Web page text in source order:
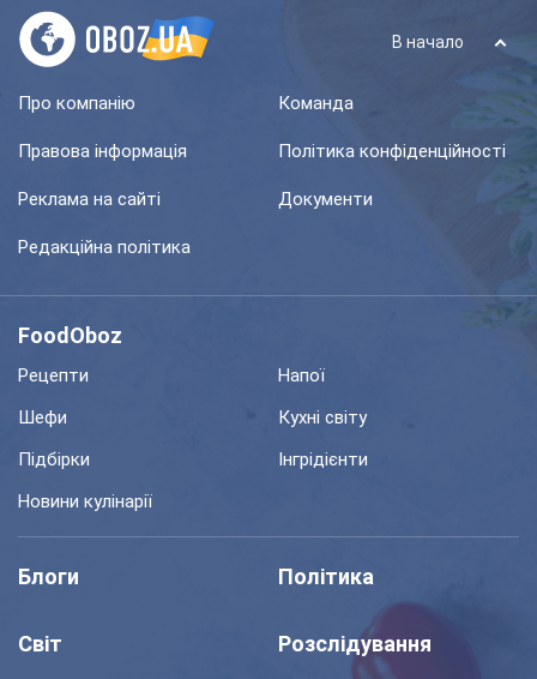
В начало
Про компанію Команда
Правова інформація Політика конфіденційності
Реклама на сайті Документи
Редакційна політика
FoodOboz
Рецепти
Напої
Шефи
Кухні світу
Підбірки
Інгрідієнти
Новини кулінарії
Блоги Політика
Світ Розслідування